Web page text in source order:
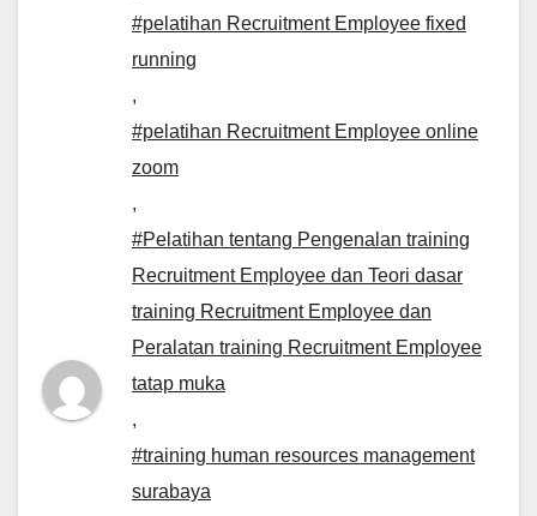
#pelatihan Recruitment Employee fixed
running
,
#pelatihan Recruitment Employee online
zoom
,
#Pelatihan tentang Pengenalan training
Recruitment Employee dan Teori dasar
training Recruitment Employee dan
Peralatan training Recruitment Employee
tatap muka
,
#training human resources management
surabaya